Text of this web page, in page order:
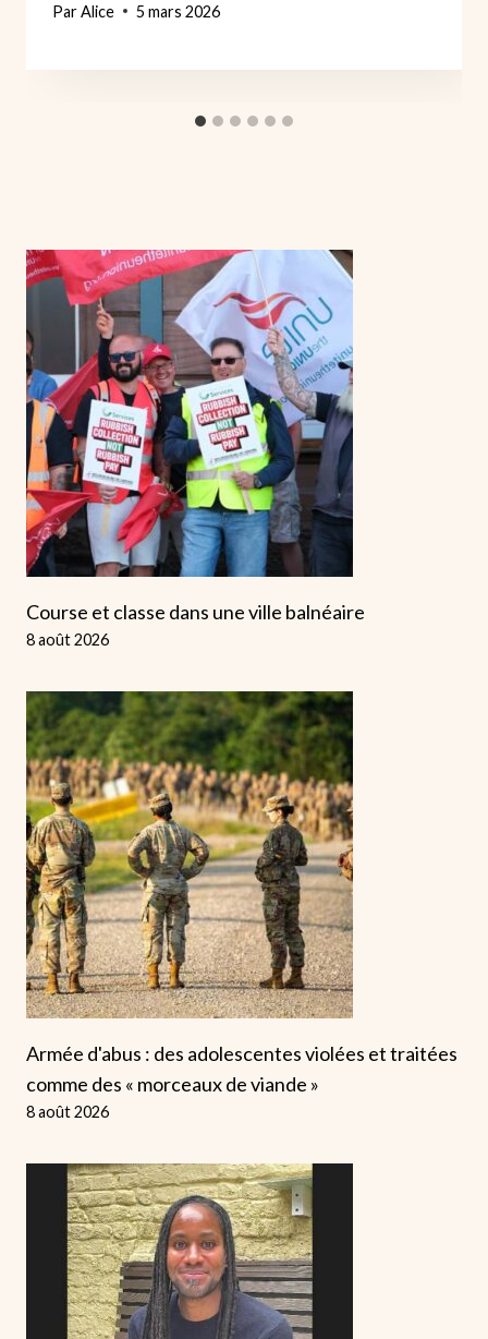
ParAlice 5 mars 2026
Course et classe dans une ville balnéaire
8 août 2026
Armée d'abus : des adolescentes violées et traitées
comme des « morceaux de viande »
8 août 2026